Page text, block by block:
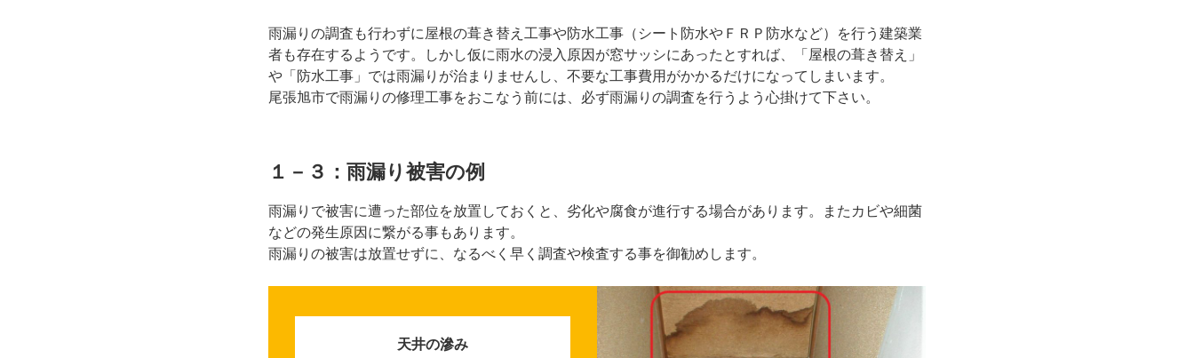
雨漏りの調査も行わずに屋根の葺き替え工事や防水工事（シート防水やＦＲＰ防水など）を行う建築業
者も存在するようです。しかし仮に雨水の浸入原因が窓サッシにあったとすれば、「屋根の葺き替え」
や「防水工事」では雨漏りが治まりませんし、不要な工事費用がかかるだけになってしまいます。
尾張旭市で雨漏りの修理工事をおこなう前には、必ず雨漏りの調査を行うよう心掛けて下さい。
１－３：雨漏り被害の例
雨漏りで被害に遭った部位を放置しておくと、劣化や腐食が進行する場合があります。またカビや細菌
などの発生原因に繋がる事もあります。
雨漏りの被害は放置せずに、なるべく早く調査や検査する事を御勧めします。
天井の滲み